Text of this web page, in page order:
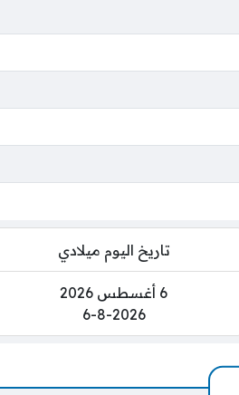
تاريخ اليوم ميلادي
6 أغسطس 2026
6-8-2026